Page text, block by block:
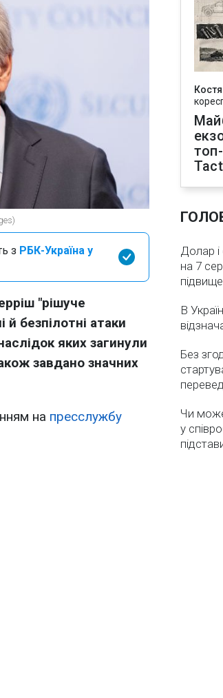
з РБК-Україна у
"рішуче
безпілотні атаки
яких загинули
завдано значних
на пресслужбу
Долар і
на 7
В
Без
Чи
у